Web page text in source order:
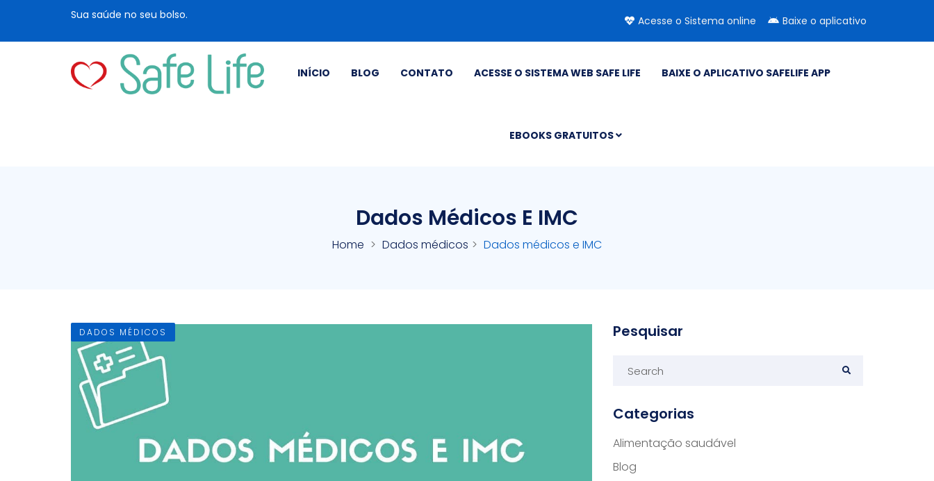
Sua saúde no seu bolso. Acesse o Sistema online Baixe o aplicativo
INÍCIO BLOG CONTATO ACESSE O SISTEMA WEB SAFE LIFE BAIXE O APLICATIVO SAFELIFE APP
EBOOKS GRATUITOS
Dados Médicos E IMC
Home Dados médicos Dados médicos e IMC
DADOS MÉDICOS Pesquisar
Categorias
Alimentação saudável
Blog